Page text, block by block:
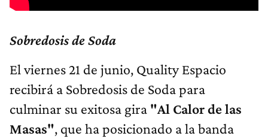
Sobredosis de Soda
El viernes 21 de junio, Quality Espacio
recibirá a Sobredosis de Soda para
culminar su exitosa gira "Al Calor de las
Masas", que ha posicionado a la banda